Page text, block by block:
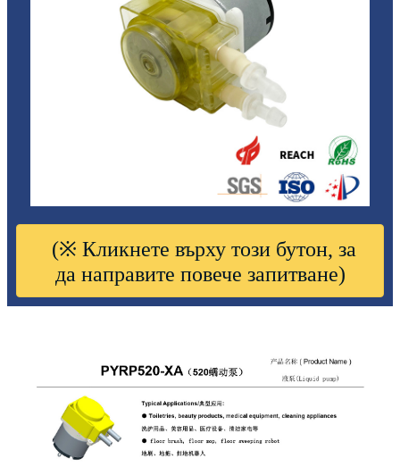
(※ Кликнете върху този бутон, за
да направите повече запитване)